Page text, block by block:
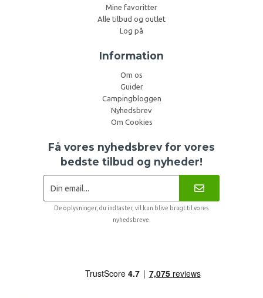
Mine favoritter
Alle tilbud og outlet
Log på
Information
Om os
Guider
Campingbloggen
Nyhedsbrev
Om Cookies
Få vores nyhedsbrev for vores
bedste tilbud og nyheder!
De oplysninger, du indtaster, vil kun blive brugt til vores
nyhedsbreve.